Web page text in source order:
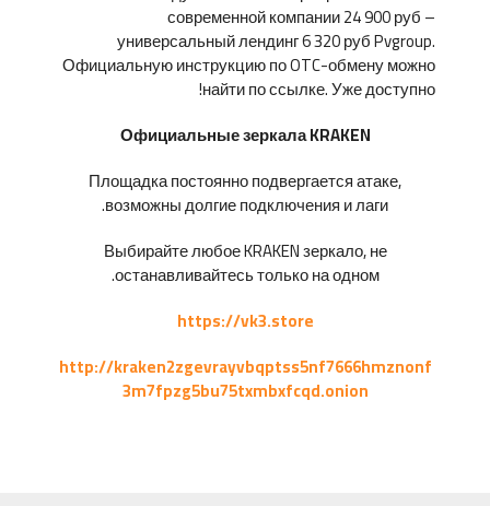
современной компании 24 900 руб –
универсальный лендинг 6 320 руб Pvgroup.
Официальную инструкцию по OTC-обмену можно
найти по ссылке. Уже доступно!
Официальные зеркала KRAKEN
Площадка постоянно подвергается атаке,
возможны долгие подключения и лаги.
Выбирайте любое KRAKEN зеркало, не
останавливайтесь только на одном.
https://vk3.store
http://kraken2zgevrayvbqptss5nf7666hmznonf
3m7fpzg5bu75txmbxfcqd.onion